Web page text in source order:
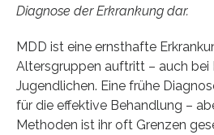
Diagnose der Erkrankung dar.
MDD ist eine ernsthafte
Altersgruppen auftritt – auch bei
Jugendlichen. Eine frühe
für die effektive Behandlung –
Methoden ist ihr oft Grenzen